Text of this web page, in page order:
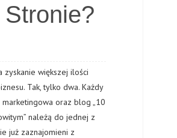
Stronie?
zyskanie większej ilości
Tak, tylko dwa. Każdy
oraz blog „10
należą do jednej z
już zaznajomieni z